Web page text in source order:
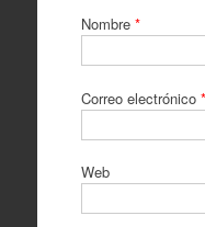
Nombre *
Correo electrónico *
Web